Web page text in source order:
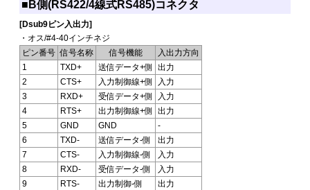
■B側(RS422/4線式RS485)コネクタ
[Dsub9ピン入出力]
・オス/#4-40インチネジ
ピン番号 信号名称 信号機能
入出力方向
1
TXD+ 送信データ+側
出力
2
CTS+ 入力制御線+側
入力
3
RXD+ 受信データ+側
入力
4
RTS+ 出力制御線+側
出力
5
GND GND
-
6
TXD- 送信データ-側
出力
7
CTS- 入力制御線-側
入力
8
RXD- 受信データ-側
入力
9
RTS- 出力制御-側
出力